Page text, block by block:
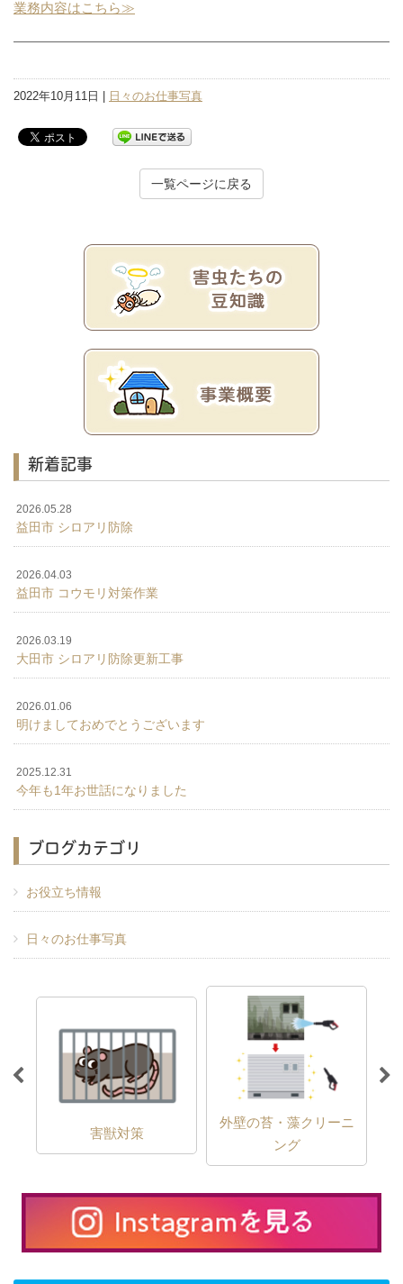
業務内容はこちら≫
2022年10月11日 | 日々のお仕事写真
一覧ページに戻る
新着記事
2026.05.28
益田市 シロアリ防除
2026.04.03
益田市 コウモリ対策作業
2026.03.19
大田市 シロアリ防除更新工事
2026.01.06
明けましておめでとうございます
2025.12.31
今年も1年お世話になりました
ブログカテゴリ
お役立ち情報
日々のお仕事写真
害獣対策
外壁の苔・藻クリーニ
ング